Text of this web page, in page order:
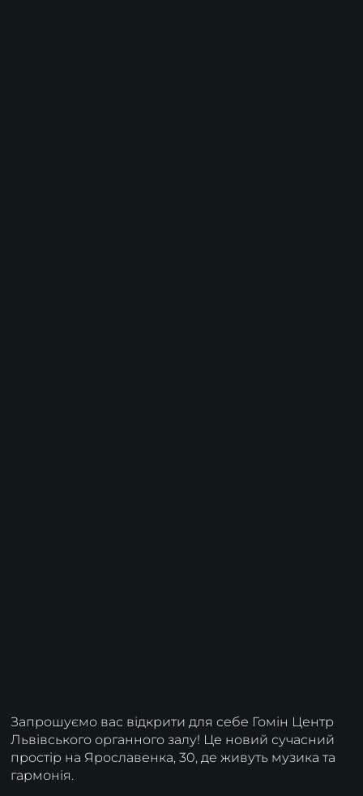
Запрошуємо вас відкрити для себе Гомін Центр
Львівського органного залу! Це новий сучасний
простір на Ярославенка, 30, де живуть музика та
гармонія.